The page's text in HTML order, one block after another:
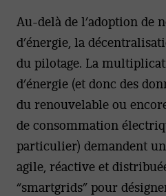
Au-delà de l’adoption de
d’énergie, la
du pilotage. La
d’énergie (et donc des
du renouvelable ou
de consommation
particulier) demandent
agile, réactive et
“smartgrids” pour